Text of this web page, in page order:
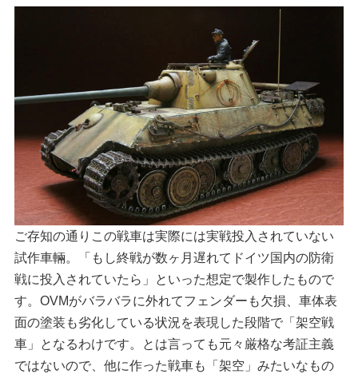
ご存知の通りこの戦車は実際には実戦投入されていない
試作車輛。「もし終戦が数ヶ月遅れてドイツ国内の防衛
戦に投入されていたら」といった想定で製作したもので
す。OVMがバラバラに外れてフェンダーも欠損、車体表
面の塗装も劣化している状況を表現した段階で「架空戦
車」となるわけです。とは言っても元々厳格な考証主義
ではないので、他に作った戦車も「架空」みたいなもの